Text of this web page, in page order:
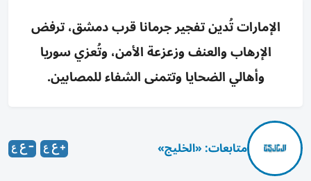
الإمارات تُدين تفجير جرمانا قرب دمشق، ترفض
الإرهاب والعنف وزعزعة الأمن، وتُعزي سوريا
وأهالي الضحايا وتتمنى الشفاء للمصابين.
متابعات: «الخليج»